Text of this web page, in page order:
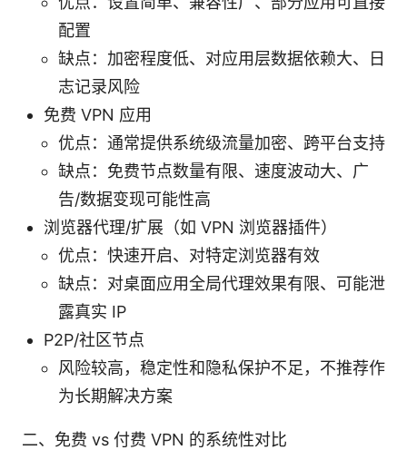
配置
缺点：加密程度低、对应用层数据依赖大、日
志记录风险
免费 VPN 应用
优点：通常提供系统级流量加密、跨平台支持
缺点：免费节点数量有限、速度波动大、广
告/数据变现可能性高
浏览器代理/扩展（如 VPN 浏览器插件）
优点：快速开启、对特定浏览器有效
缺点：对桌面应用全局代理效果有限、可能泄
露真实 IP
P2P/社区节点
风险较高，稳定性和隐私保护不足，不推荐作
为长期解决方案
二、免费 vs 付费 VPN 的系统性对比